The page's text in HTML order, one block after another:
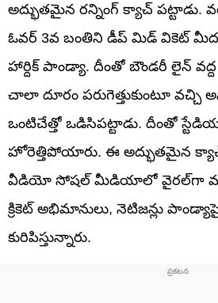
అద్భుతమైన రన్నింగ్ క్యాచ్ పట్టాడు.
ఓవర్ 3వ బంతిని డీప్ మిడ్ వికెట్‌
హార్దిక్ పాండ్యా. దీంతో బౌండరీ లైన్‌ వద్ద
చాలా దూరం పరుగెత్తుకుంటూ
ఒంటిచేత్తో ఒడిసిపట్టాడు. దీంతో
హోరెత్తిపోయారు. ఈ అద్భుతమైన క్యాచ్
వీడియో సోషల్ మీడియాలో వైరల్‌గా
క్రికెట్ అభిమానులు, నెటిజన్లు పాండ్యాపై
కురిపిస్తున్నారు.